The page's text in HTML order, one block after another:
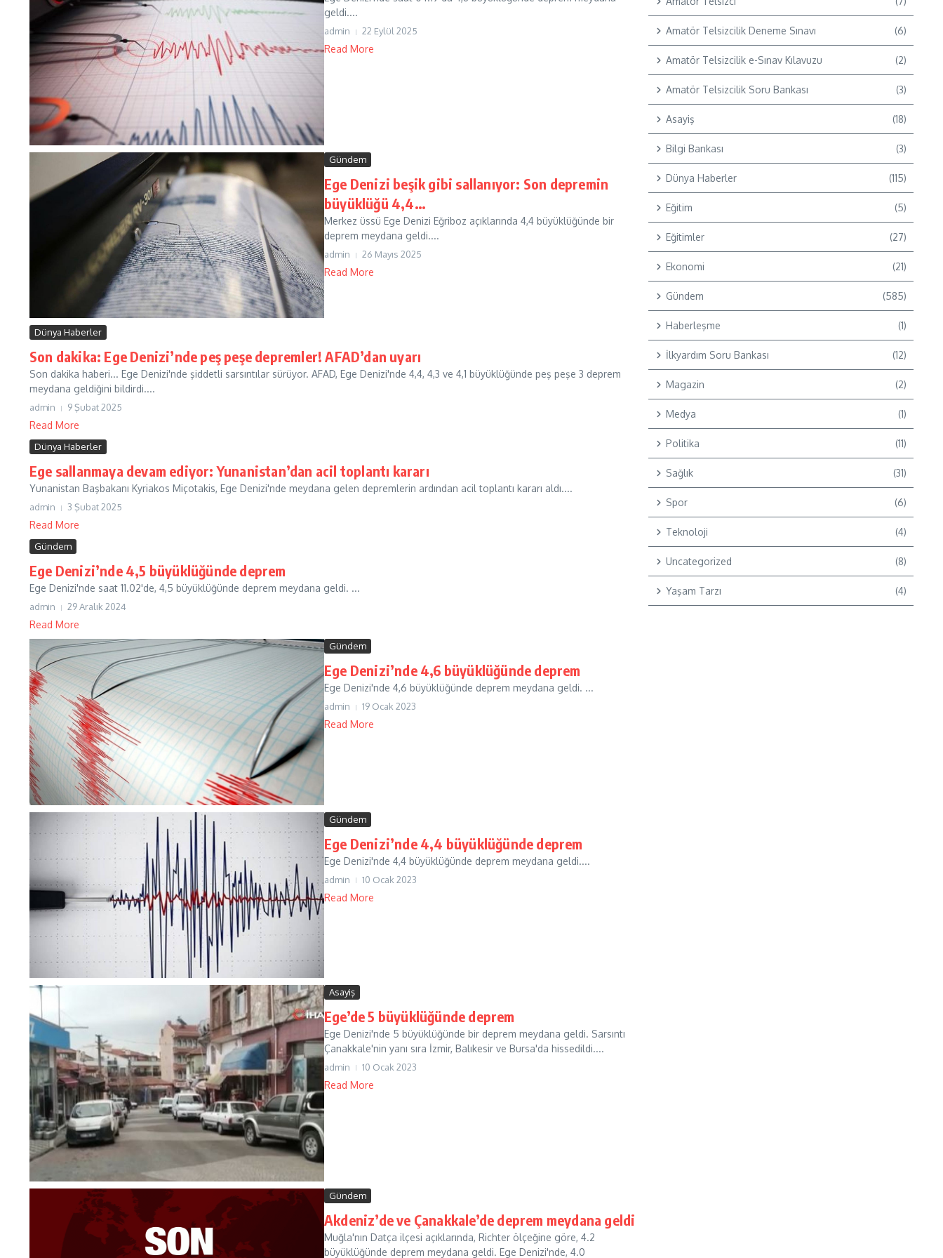
geldi....
admin 22 Eylül 2025
Read More
Gündem
Ege Denizi beşik gibi sallanıyor: Son depremin
büyüklüğü 4,4…
Merkez üssü Ege Denizi Eğriboz açıklarında 4,4 büyüklüğünde bir
deprem meydana geldi....
admin 26 Mayıs 2025
Read More
Dünya Haberler
Son dakika: Ege Denizi’nde peş peşe depremler! AFAD’dan uyarı
Son dakika haberi... Ege Denizi'nde şiddetli sarsıntılar sürüyor. AFAD, Ege Denizi'nde 4,4, 4,3 ve 4,1 büyüklüğünde peş peşe 3 deprem
meydana geldiğini bildirdi....
admin 9 Şubat 2025
Read More
Dünya Haberler
Ege sallanmaya devam ediyor: Yunanistan’dan acil toplantı kararı
Yunanistan Başbakanı Kyriakos Miçotakis, Ege Denizi'nde meydana gelen depremlerin ardından acil toplantı kararı aldı....
admin 3 Şubat 2025
Read More
Gündem
Ege Denizi’nde 4,5 büyüklüğünde deprem
Ege Denizi'nde saat 11.02'de, 4,5 büyüklüğünde deprem meydana geldi. ...
admin 29 Aralık 2024
Read More
Gündem
Ege Denizi’nde 4,6 büyüklüğünde deprem
Ege Denizi'nde 4,6 büyüklüğünde deprem meydana geldi. ...
admin 19 Ocak 2023
Read More
Gündem
Ege Denizi’nde 4,4 büyüklüğünde deprem
Ege Denizi'nde 4,4 büyüklüğünde deprem meydana geldi....
admin 10 Ocak 2023
Read More
Asayiş
Ege’de 5 büyüklüğünde deprem
Ege Denizi'nde 5 büyüklüğünde bir deprem meydana geldi. Sarsıntı
Çanakkale'nin yanı sıra İzmir, Balıkesir ve Bursa'da hissedildi....
admin 10 Ocak 2023
Read More
Gündem
Akdeniz’de ve Çanakkale’de deprem meydana geldi
Muğla'nın Datça ilçesi açıklarında, Richter ölçeğine göre, 4.2
büyüklüğünde deprem meydana geldi. Ege Denizi'nde, 4.0
Amatör Telsizcilik Deneme Sınavı (6)
Amatör Telsizcilik e-Sınav Kılavuzu (2)
Amatör Telsizcilik Soru Bankası (3)
Asayiş (18)
Bilgi Bankası (3)
Dünya Haberler (115)
Eğitim (5)
Eğitimler (27)
Ekonomi (21)
Gündem (585)
Haberleşme (1)
İlkyardım Soru Bankası (12)
Magazin (2)
Medya (1)
Politika (11)
Sağlık (31)
Spor (6)
Teknoloji (4)
Uncategorized (8)
Yaşam Tarzı (4)